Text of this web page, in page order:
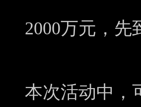
2000万元，先
本次活动中，